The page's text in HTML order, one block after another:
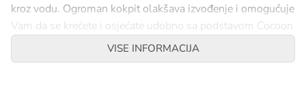
kroz vodu. Ogroman kokpit olakšava izvođenje i omogućuje
Vam da se krećete i osjećate udobno sa podstavom Cocoon
sjedala za podršku. Svidjet će Vam se detalji poput čvrstih
ručki, naslona za veslo i stražnje police za odlaganje. Ove
VISE INFORMACIJA